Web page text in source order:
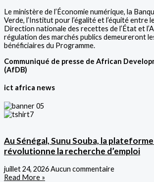
Le ministère de l’Économie numérique, la
Verde, l’Institut pour l’égalité et l’équité entre
Direction nationale des recettes de l’État et
régulation des marchés publics demeureront
bénéficiaires du Programme.
Communiqué de presse de African
(AfDB)
ict africa news
Au Sénégal, Sunu Souba, la
révolutionne la recherche d’emploi
juillet 24, 2026Aucun commentaire
Read More »